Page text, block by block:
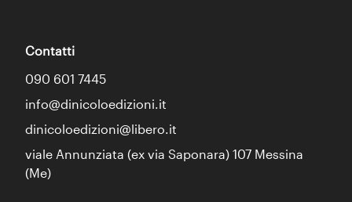
Contatti
090 601 7445
info@dinicoloedizioni.it
dinicoloedizioni@libero.it
viale Annunziata (ex via Saponara) 107 Messina
(Me)